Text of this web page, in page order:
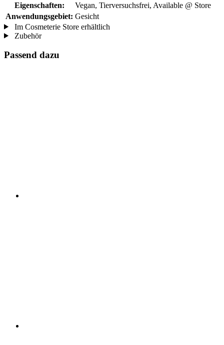
Eigenschaften:
Vegan, Tierversuchsfrei, Available @ Store
Anwendungsgebiet: Gesicht
Im Cosmeterie Store erhältlich
Zubehör
Passend dazu